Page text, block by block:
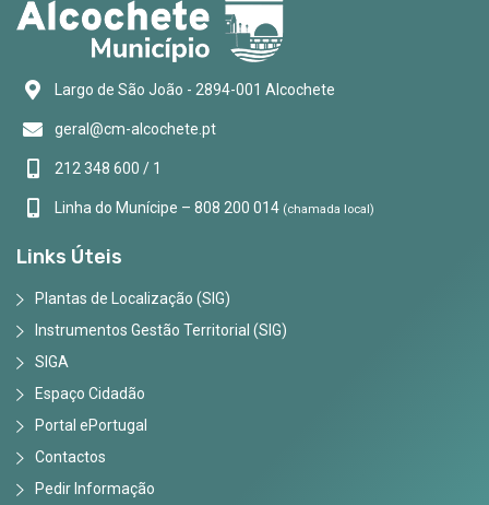
Largo de São João - 2894-001 Alcochete
geral@cm-alcochete.pt
212 348 600 / 1
Linha do Munícipe – 808 200 014 (chamada local)
Links Úteis
Plantas de Localização (SIG)
Instrumentos Gestão Territorial (SIG)
SIGA
Espaço Cidadão
Portal ePortugal
Contactos
Pedir Informação